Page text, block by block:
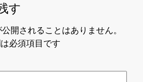
す
開されることはありません。
必須項目です